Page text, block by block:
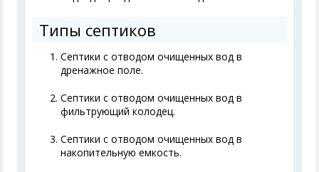
Типы септиков
Септики с отводом очищенных вод в
дренажное поле.
Септики с отводом очищенных вод в
фильтрующий колодец.
Септики с отводом очищенных вод в
накопительную емкость.